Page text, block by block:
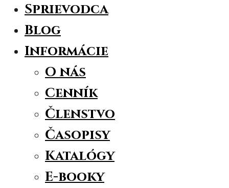
Sprievodca
Blog
Informácie
O nás
Cenník
Členstvo
Časopisy
Katalógy
E-booky